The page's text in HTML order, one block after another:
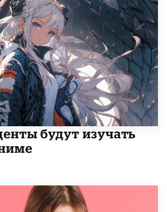
будут изучать